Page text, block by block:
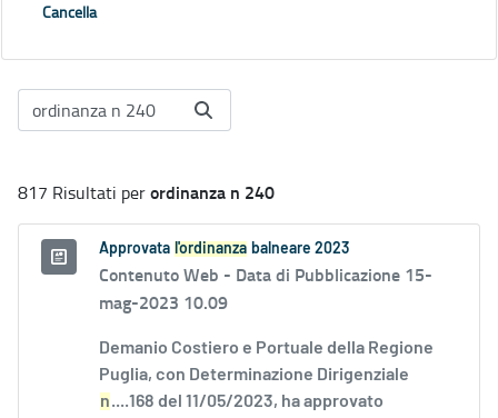
Cancella
817 Risultati perordinanza n 240
Approvata l'ordinanza balneare 2023
Contenuto Web - Data di Pubblicazione 15-
mag-2023 10.09
Demanio Costiero e Portuale della Regione
Puglia, con Determinazione Dirigenziale
n....168 del 11/05/2023, ha approvato